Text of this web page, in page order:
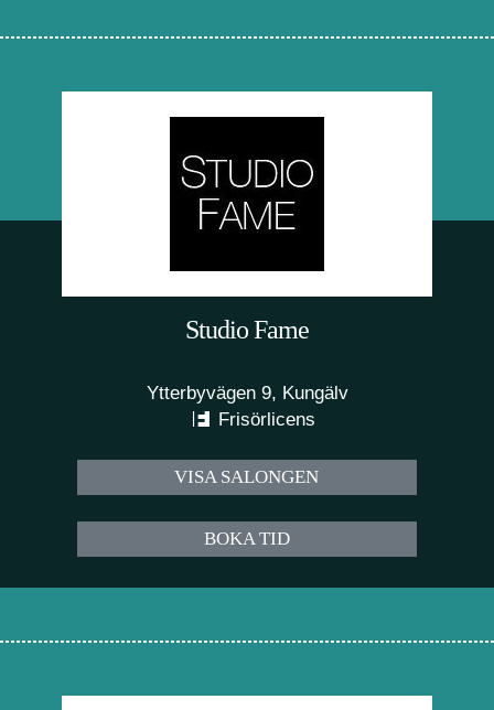
Studio Fame
Ytterbyvägen 9, Kungälv
Frisörlicens
VISA SALONGEN
BOKA TID